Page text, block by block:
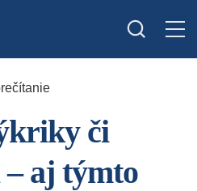
či
– aj týmto